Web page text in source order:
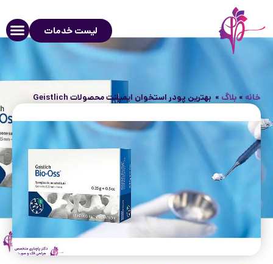
لیست خدمات
خانه » بلاگ » بهترین پودر استخوان ایمپلنت محصولات Geistlich